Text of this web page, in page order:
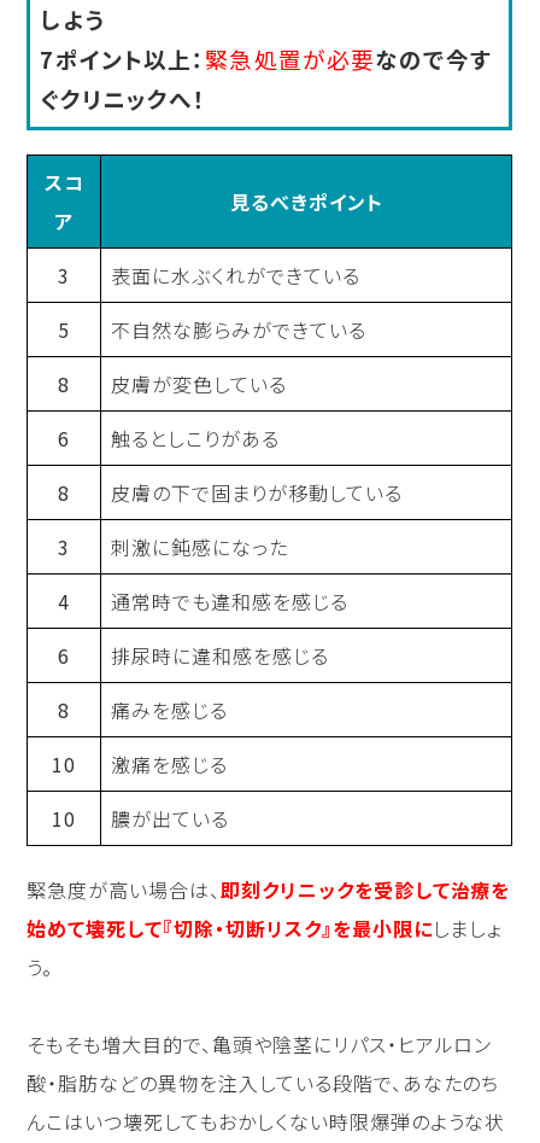
しよう
7ポイント以上： 緊急処置が必要なので今す
ぐクリニックへ！
スコ
ア
見るべきポイント
3
表面に水ぶくれができている
5
不自然な膨らみができている
8
皮膚が変色している
6
触るとしこりがある
8
皮膚の下で固まりが移動している
3
刺激に鈍感になった
4
通常時でも違和感を感じる
6
排尿時に違和感を感じる
8
痛みを感じる
10
激痛を感じる
10
膿が出ている
緊急度が高い場合は、即刻クリニックを受診して治療を
始めて壊死して『切除・切断リスク』を最小限にしましょ
う。
そもそも増大目的で、亀頭や陰茎にリパス・ヒアルロン
酸・脂肪などの異物を注入している段階で、あなたのち
んこはいつ壊死してもおかしくない時限爆弾のような状